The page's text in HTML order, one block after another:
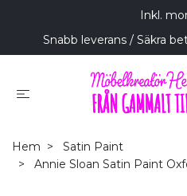
Inkl.
Snabb leverans / Säkra
Hem
Satin Paint
Annie Sloan Satin Paint